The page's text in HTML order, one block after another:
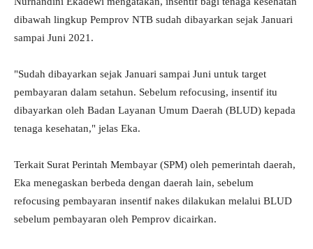
dibawah lingkup Pemprov NTB sudah dibayarkan sejak Januari
sampai Juni 2021.
"Sudah dibayarkan sejak Januari sampai Juni untuk target
pembayaran dalam setahun. Sebelum refocusing, insentif itu
dibayarkan oleh Badan Layanan Umum Daerah (BLUD) kepada
tenaga kesehatan," jelas Eka.
Terkait Surat Perintah Membayar (SPM) oleh pemerintah daerah,
Eka menegaskan berbeda dengan daerah lain, sebelum
refocusing pembayaran insentif nakes dilakukan melalui BLUD
sebelum pembayaran oleh Pemprov dicairkan.